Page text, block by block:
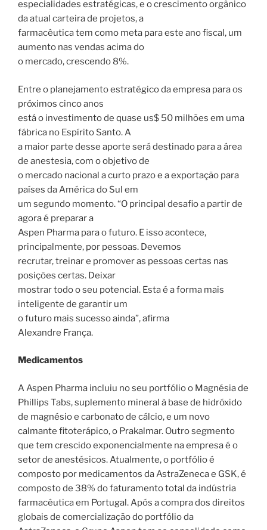
especialidades estratégicas, e o crescimento orgânico
da atual carteira de projetos, a
farmacêutica tem como meta para este ano fiscal, um
aumento nas vendas acima do
o mercado, crescendo 8%.
Entre o planejamento estratégico da empresa para os
próximos cinco anos
está o investimento de quase us$ 50 milhões em uma
fábrica no Espírito Santo. A
a maior parte desse aporte será destinado para a área
de anestesia, com o objetivo de
o mercado nacional a curto prazo e a exportação para
países da América do Sul em
um segundo momento. “O principal desafio a partir de
agora é preparar a
Aspen Pharma para o futuro. E isso acontece,
principalmente, por pessoas. Devemos
recrutar, treinar e promover as pessoas certas nas
posições certas. Deixar
mostrar todo o seu potencial. Esta é a forma mais
inteligente de garantir um
o futuro mais sucesso ainda”, afirma
Alexandre França.
Medicamentos
A Aspen Pharma incluiu no seu portfólio o Magnésia de
Phillips Tabs, suplemento mineral à base de hidróxido
de magnésio e carbonato de cálcio, e um novo
calmante fitoterápico, o Prakalmar. Outro segmento
que tem crescido exponencialmente na empresa é o
setor de anestésicos. Atualmente, o portfólio é
composto por medicamentos da AstraZeneca e GSK, é
composto de 38% do faturamento total da indústria
farmacêutica em Portugal. Após a compra dos direitos
globais de comercialização do portfólio da